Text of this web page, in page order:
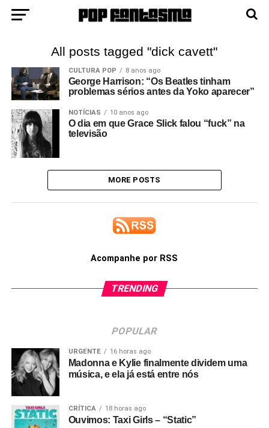
All posts tagged "dick cavett"
CULTURA POP 8 anos ago
George Harrison: “Os Beatles tinham
problemas sérios antes da Yoko aparecer”
NOTÍCIAS 10 anos ago
O dia em que Grace Slick falou “fuck” na
televisão
MORE POSTS
Acompanhe por RSS
TRENDING
POPULAR
URGENTE 16 horas ago
Madonna e Kylie finalmente dividem uma
música, e ela já está entre nós
CRÍTICA 18 horas ago
Ouvimos: Taxi Girls – “Static”